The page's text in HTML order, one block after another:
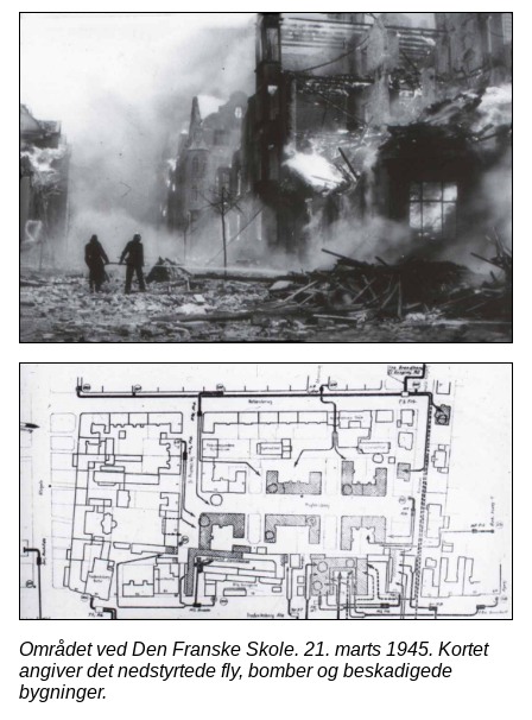
Området ved Den Franske Skole. 21. marts 1945. Kortet
angiver det nedstyrtede fly, bomber og beskadigede
bygninger.